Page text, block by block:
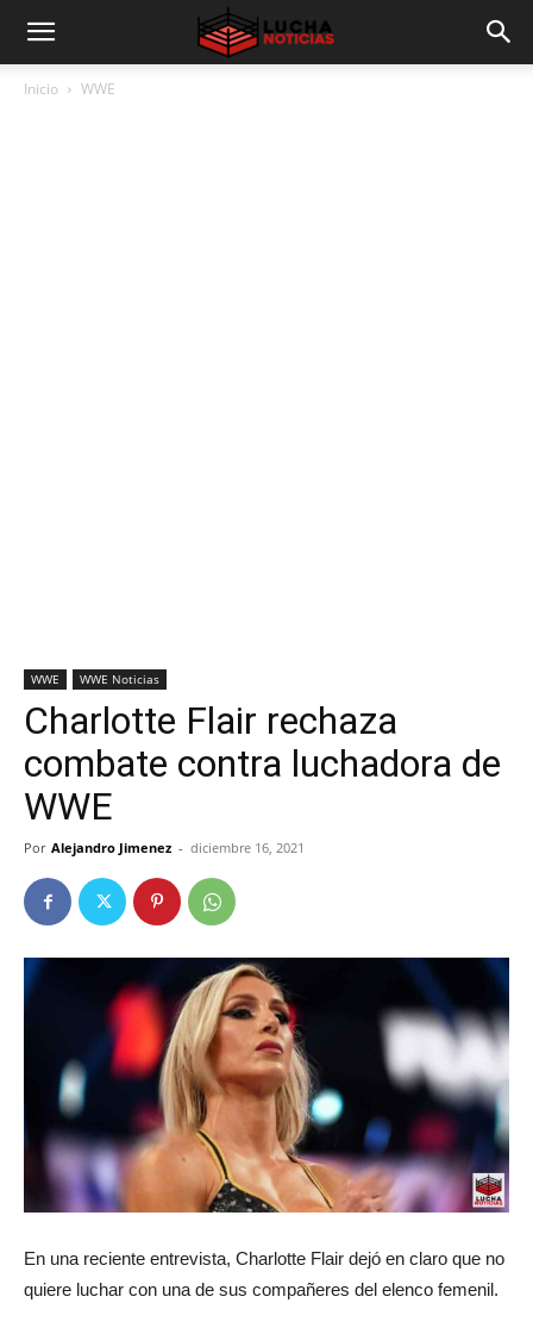
Inicio WWE
WWE WWE Noticias
Charlotte Flair rechaza
combate contra luchadora de
WWE
Por Alejandro Jimenez - diciembre 16, 2021
En una reciente entrevista, Charlotte Flair dejó en claro que no
quiere luchar con una de sus compañeres del elenco femenil.